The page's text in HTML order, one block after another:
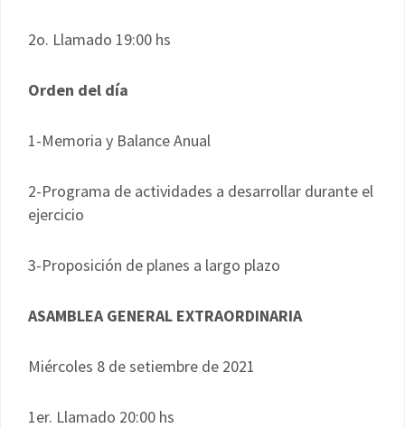
2o. Llamado 19:00 hs
Orden del día
1-Memoria y Balance Anual
2-Programa de actividades a desarrollar durante el
ejercicio
3-Proposición de planes a largo plazo
ASAMBLEA GENERAL EXTRAORDINARIA
Miércoles 8 de setiembre de 2021
1er. Llamado 20:00 hs